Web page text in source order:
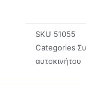
SKU 51055
Categories
αυτοκινήτου